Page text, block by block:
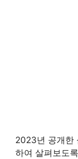
2023년 공개한
하여 살펴보도